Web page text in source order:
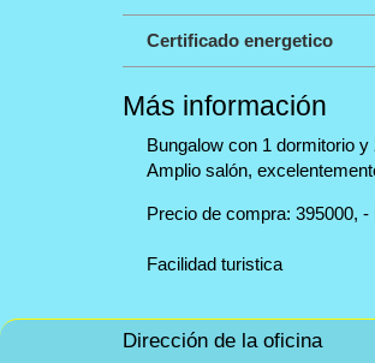
Certificado energetico
Más información
Bungalow con 1 dormitorio
Amplio salón,
Precio de compra: 395000, -
Facilidad turistica
Dirección de la oficina